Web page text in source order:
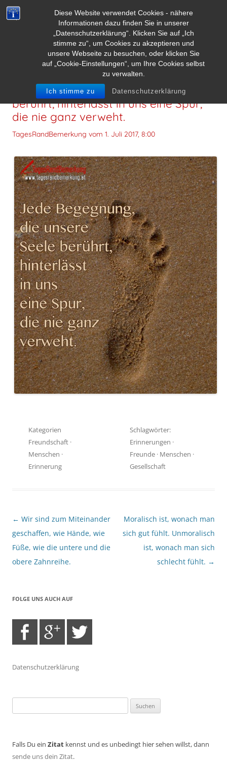
Diese Website verwendet Cookies - nähere
Informationen dazu finden Sie in unserer
„Datenschutzerklärung“. Klicken Sie auf „Ich
stimme zu“, um Cookies zu akzeptieren und
unsere Webseite zu besuchen, oder klicken Sie
auf „Cookie-Einstellungen“, um Ihre Cookies selbst
zu verwalten.
Ich stimme zu Datenschutzerklärung
Jede Begegnung, die unsere Seele
berührt, hinterlässt in uns eine Spur,
die nie ganz verweht.
TagesRandBemerkung vom 1. Juli 2017, 8:00
Kategorien
Freundschaft ·
Menschen ·
Erinnerung
Schlagwörter:
Erinnerungen ·
Freunde · Menschen ·
Gesellschaft
Beitragsnavigation
← Wir sind zum Miteinander
geschaffen, wie Hände, wie
Füße, wie die untere und die
obere Zahnreihe.
Moralisch ist, wonach man
sich gut fühlt. Unmoralisch
ist, wonach man sich
schlecht fühlt. →
FOLGE UNS AUCH AUF
Datenschutzerklärung
nach:
Falls Du ein Zitat kennst und es unbedingt hier sehen willst, dann
sende uns dein Zitat.